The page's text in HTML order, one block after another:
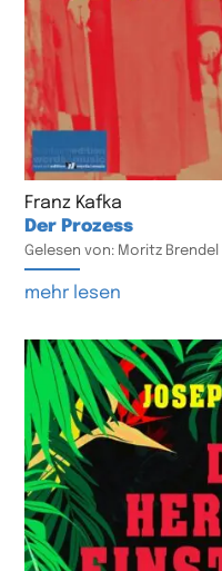
Franz Kafka
Der Prozess
Gelesen von: Moritz Brendel
mehr lesen